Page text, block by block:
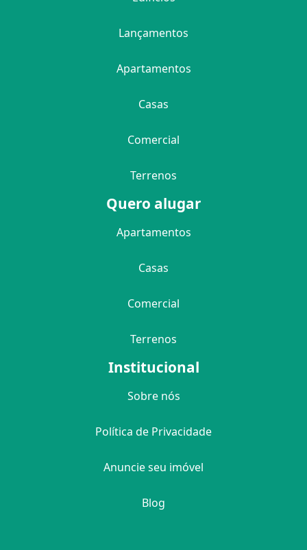
Lançamentos
Apartamentos
Casas
Comercial
Terrenos
Quero alugar
Apartamentos
Casas
Comercial
Terrenos
Institucional
Sobre nós
Política de Privacidade
Anuncie seu imóvel
Blog